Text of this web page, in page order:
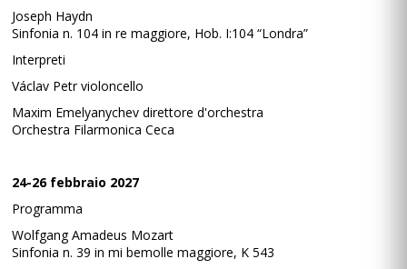
Joseph Haydn
Sinfonia n. 104 in re maggiore, Hob. I:104 “Londra”
Interpreti
Václav Petr violoncello
Maxim Emelyanychev direttore d'orchestra
Orchestra Filarmonica Ceca
24-26 febbraio 2027
Programma
Wolfgang Amadeus Mozart
Sinfonia n. 39 in mi bemolle maggiore, K 543